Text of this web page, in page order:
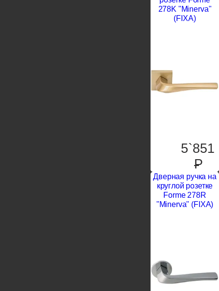
278K "Minerva"
(FIXA)
5`851
P
Дверная ручка на
круглой розетке
Forme 278R
"Minerva" (FIXA)